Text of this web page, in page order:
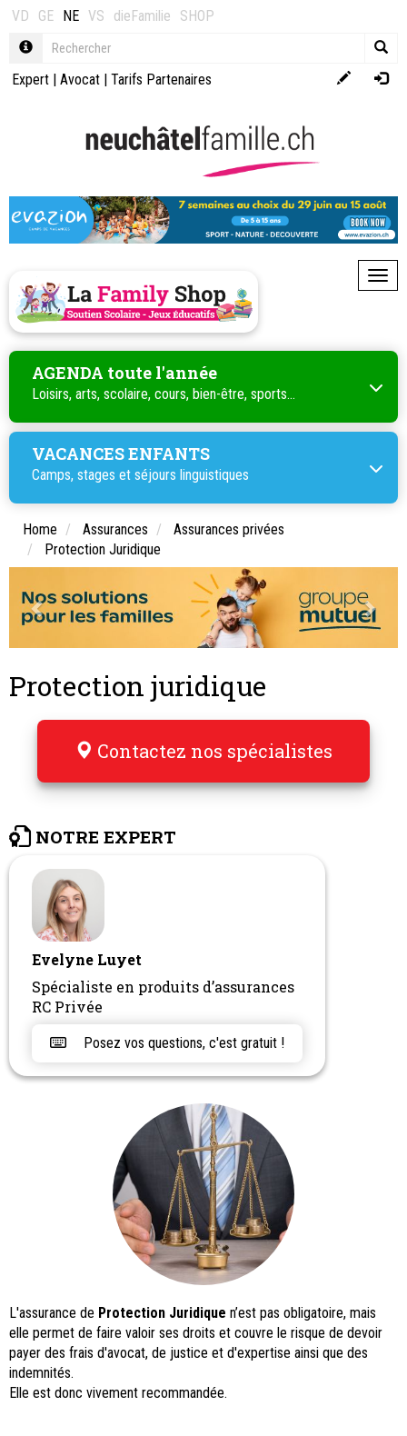
VD GE NE VS dieFamilie SHOP
Expert | Avocat | Tarifs Partenaires
AGENDA toute l'année
Loisirs, arts, scolaire, cours, bien-être, sports...
VACANCES ENFANTS
Camps, stages et séjours linguistiques
Home Assurances
Assurances privées
Protection Juridique
Protection juridique
Contactez nos spécialistes
NOTRE EXPERT
Evelyne Luyet
Spécialiste en produits d’assurances
RC Privée
Posez vos questions, c'est gratuit !
L'assurance de Protection Juridique n’est pas obligatoire, mais
elle permet de faire valoir ses droits et couvre le risque de devoir
payer des frais d'avocat, de justice et d'expertise ainsi que des
indemnités.
Elle est donc vivement recommandée.